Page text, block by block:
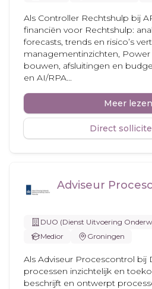
Als Controller Rechtshulp bij
financiën voor Rechtshulp:
forecasts, trends en risico’s
managementinzichten,
bouwen, afsluitingen en
en AI/RPA...
Meer lezen
Direct
Adviseur
DUO (Dienst Uitvoering
Medior
Groningen
Als Adviseur Procescontrol bij
processen inzichtelijk en
beschrijft en ontwerpt